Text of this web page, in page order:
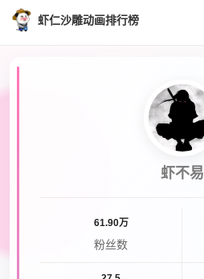
虾仁沙雕动画排行榜
虾不易
61.90万
粉丝数